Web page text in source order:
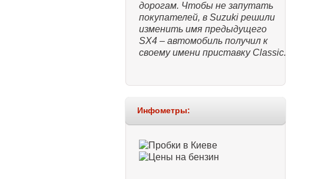
дорогам. Чтобы не запутать
покупателей, в Suzuki решили
изменить имя предыдущего
SX4 – автомобиль получил к
своему имени приставку Classic.
Инфометры: